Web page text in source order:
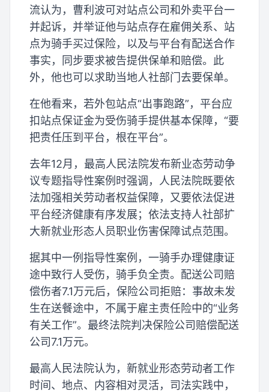
流认为，曹利波可对站点公司和外卖平台一
并起诉，并举证他与站点存在雇佣关系、站
点为骑手买过保险，以及与平台有配送合作
事实，同步要求被告提供保单和赔偿。此
外，他也可以求助当地人社部门去要保单。
在他看来，若外包站点“出事跑路”，平台应
扣站点保证金为受伤骑手提供基本保障，“要
把责任压到平台，根在平台”。
去年12月，最高人民法院发布新业态劳动争
议专题指导性案例时强调，人民法院既要依
法加强相关劳动者权益保障，又要依法促进
平台经济健康有序发展；依法支持人社部扩
大新就业形态人员职业伤害保障试点范围。
据其中一例指导性案例，一骑手办理健康证
途中致行人受伤，骑手负全责。配送公司赔
偿伤者7.1万元后，保险公司拒赔：事故未发
生在送餐途中，不属于雇主责任险中的“业务
有关工作”。最终法院判决保险公司赔偿配送
公司7.1万元。
最高人民法院认为，新就业形态劳动者工作
时间、地点、内容相对灵活，司法实践中，